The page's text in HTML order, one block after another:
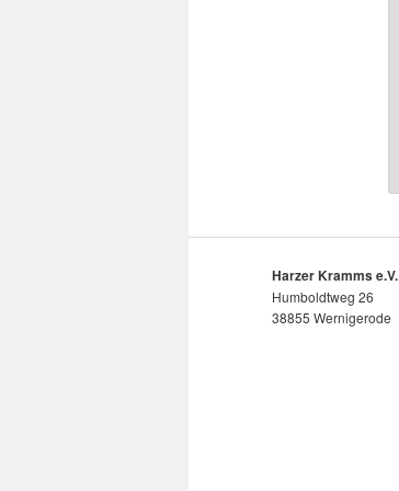
Harzer Kramms e.V.
Humboldtweg 26
38855 Wernigerode